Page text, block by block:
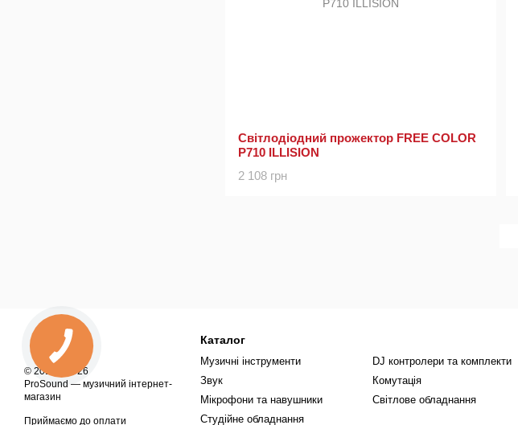
Світлодіодний прожектор FREE COLOR
P710 ILLISION
2 108 грн
© 2018—2026
ProSound — музичний інтернет-
магазин
Приймаємо до оплати
Каталог
Музичні інструменти
Звук
Мікрофони та навушники
Студійне обладнання
DJ контролери та комплекти
Комутація
Світлове обладнання